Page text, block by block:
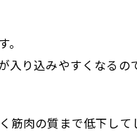
り込みやすくなるの
筋肉の質まで低下して